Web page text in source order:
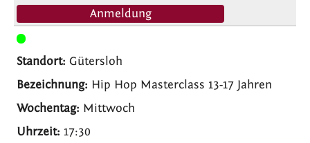
Anmeldung
Gütersloh
Hip Hop Masterclass 13-17 Jahren
Mittwoch
17:30